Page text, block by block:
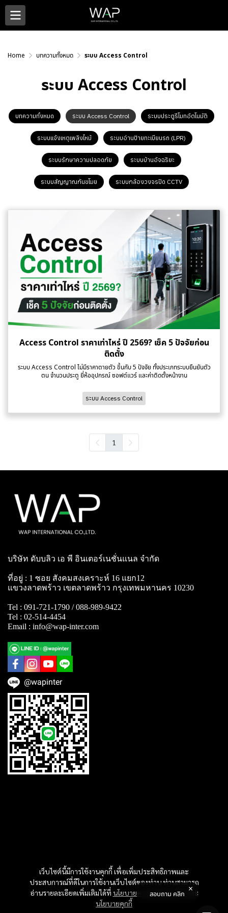
Home บทความทั้งหมด ระบบ Access Control
ระบบ Access Control
บทความทั้งหมด ระบบ Access Control ระบบประตูรีโมทอัตโนมัติ
ระบบแจ้งเหตุเพลิงไหม้ ระบบอ่านป้ายทะเบียนรถ (LPR)
ระบบรักษาความปลอดภัย ระบบบ้านอัจฉริยะ
ระบบสัญญาณกันขโมย ระบบกล้องวงจรปิด CCTV
Access Control ราคาเท่าไหร่ ปี 2569? เช็ค 5 ปัจจัยก่อน
ติดตั้ง
ระบบ Access Control ไม่มีราคาตายตัว ขึ้นกับ 5 ปัจจัย ทั้งประเภทระบบยืนยันตัว
ตน จำนวนประตู ยี่ห้ออุปกรณ์ ซอฟต์แวร์ และค่าติดตั้งหน้างาน
ระบบ Access Control
1
เว็บไซต์นี้มีการใช้งานคุกกี้ เพื่อเพิ่มประสิทธิภาพและ
ประสบการณ์ที่ดีในการใช้งานเว็บไซต์ของท่าน ท่านสามารถ
อ่านรายละเอียดเพิ่มเติมได้ที่ นโยบายความเป็นส่วนตัว และ
นโยบายคุกกี้
บริษัท ดับบลิว เอ พี อินเตอร์เนชั่นแนล จำกัด
ที่อยู่ : 1 ซอย สังคมสงเคราะห์ 16 แยก12
แขวงลาดพร้าว เขตลาดพร้าว กรุงเทพมหานคร 10230
Tel : 091-721-1790 / 088-989-9422
Tel : 02-514-4454
Email : info@wap-inter.com
@wapinter
สอบถาม คลิก